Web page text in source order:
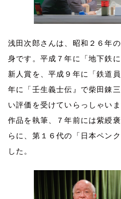
浅田次郎さんは、昭和２６年
身です。平成７年に「地下鉄
新人賞を、平成９年に「鉄道
年に「壬生義士伝』で柴田錬
い評価を受けていらっしゃい
作品を執筆、７年前には紫綬
らに、第１６代の「日本ペン
した。